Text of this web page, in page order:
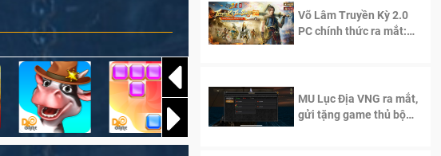
Võ Lâm Truyền Kỳ 2.0
PC chính thức ra mắt:
MU Lục Địa VNG ra mắt,
gửi tặng game thủ bộ